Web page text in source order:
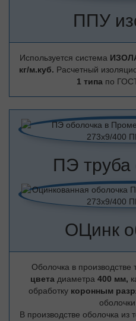
ППУ
Используется система
кг/м.куб. Расчетный
1 типа по
ПЭ труба
ОЦинк
Оболочка в производстве
цвета диаметра 400 мм,
обработку коронным
В производстве оболочка из